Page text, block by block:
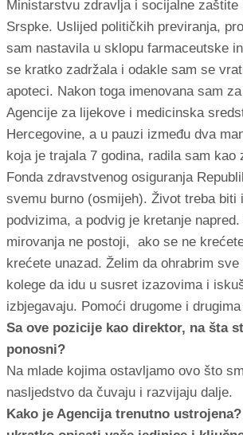
Ministarstvu zdravlja i socijalne zaštite
Srspke. Uslijed političkih previranja,
sam nastavila u sklopu farmaceutske
se kratko zadržala i odakle sam se
apoteci. Nakon toga imenovana sam
Agencije za lijekove i medicinska
Hercegovine, a u pauzi između dva
koja je trajala 7 godina, radila sam kao
Fonda zdravstvenog osiguranja
svemu burno (osmijeh). Život treba biti
podvizima, a podvig je kretanje
mirovanja ne postoji, ako se ne
krećete unazad. Želim da ohrabrim
kolege da idu u susret izazovima i
izbjegavaju. Pomoći drugome i
Sa ove pozicije kao direktor, na šta
ponosni?
Na mlade kojima ostavljamo ovo što
nasljedstvo da čuvaju i razvijaju dalje.
Kako je Agencija trenutno